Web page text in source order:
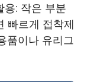
용: 작은 부분
빠르게 접착제
품이나 유리그